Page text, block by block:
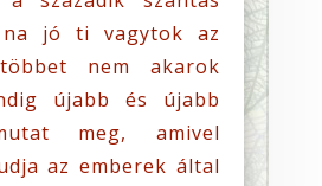
jó ti vagytok az
nem akarok
újabb és újabb
meg, amivel
az emberek által